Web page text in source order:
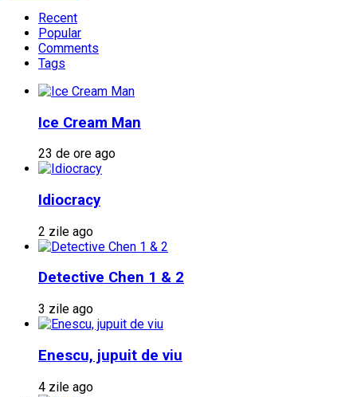
Recent
Popular
Comments
Tags
Ice Cream Man
23 de ore ago
Idiocracy
2 zile ago
Detective Chen 1 & 2
3 zile ago
Enescu, jupuit de viu
4 zile ago